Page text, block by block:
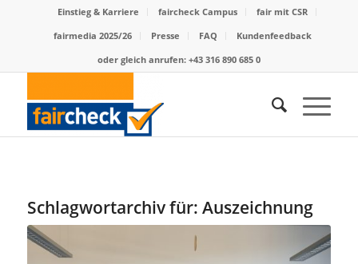
Einstieg & Karriere faircheck Campus
fair mit CSR
fairmedia 2025/26
Presse FAQ
Kundenfeedback
oder gleich anrufen: +43 316 890 685 0
Schlagwortarchiv für: Auszeichnung